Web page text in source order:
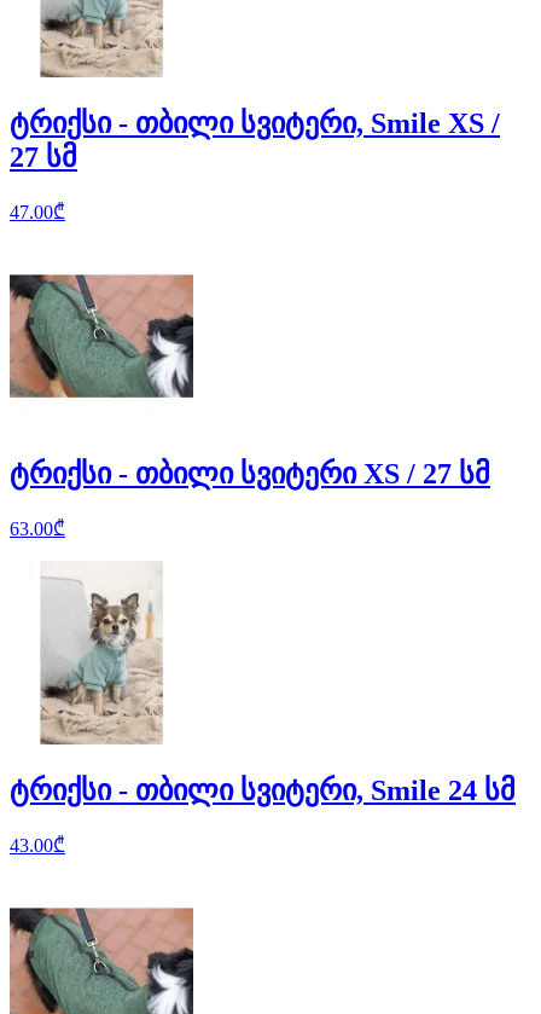
ტრიქსი - თბილი სვიტერი, Smile XS /
27 სმ
47.00₾
ტრიქსი - თბილი სვიტერი XS / 27 სმ
63.00₾
ტრიქსი - თბილი სვიტერი, Smile 24 სმ
43.00₾